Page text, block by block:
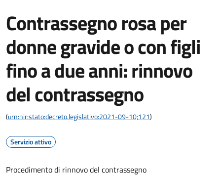
Contrassegno rosa per
donne gravide o con figli
fino a due anni: rinnovo
del contrassegno
(urn:nir:stato:decreto.legislativo:2021-09-10;121)
Servizio attivo
Procedimento di rinnovo del contrassegno